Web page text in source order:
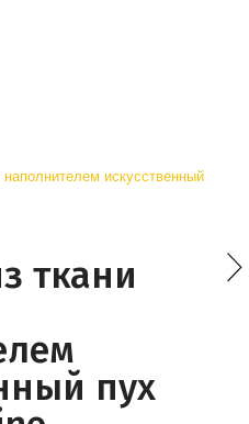
ткани
пух